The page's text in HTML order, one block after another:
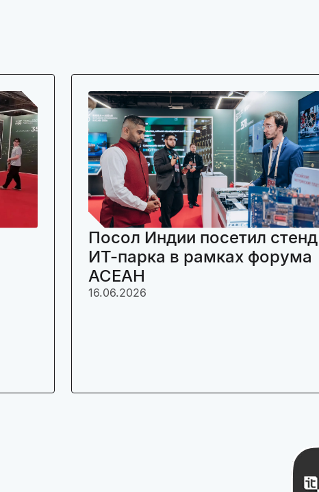
Посол Индии посетил стенд
ИТ-парка в рамках форума
АСЕАН
16.06.2026